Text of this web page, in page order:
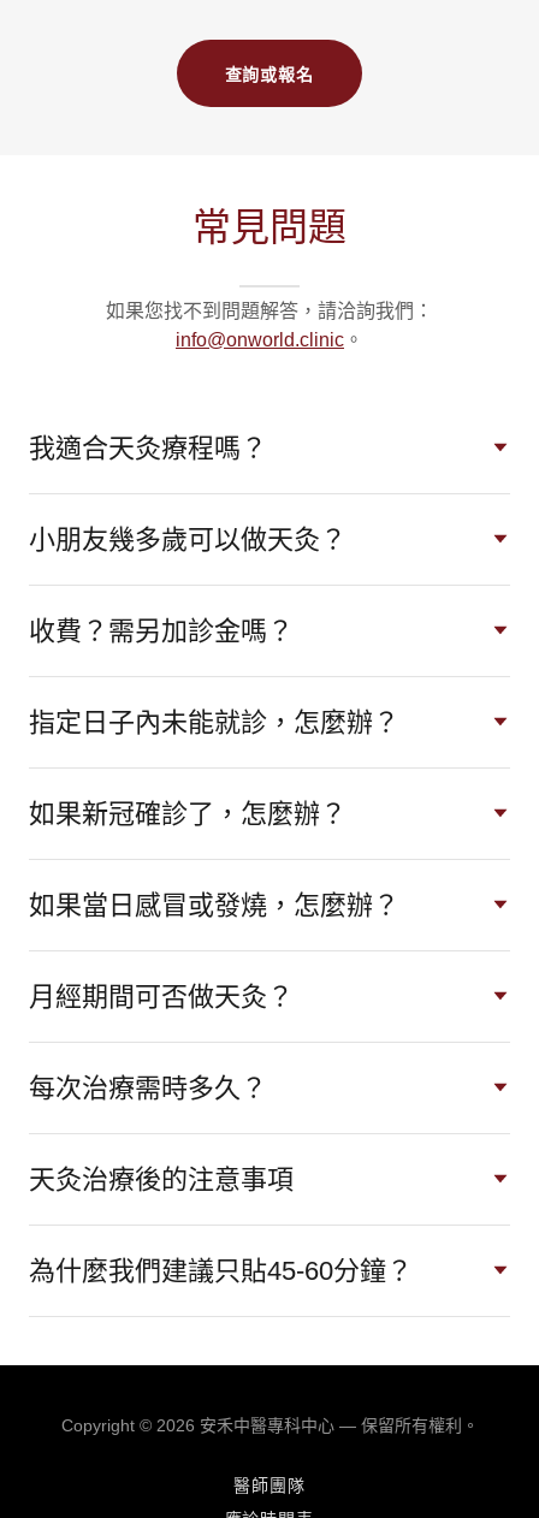
查詢或報名
常見問題
如果您找不到問題解答，請洽詢我們：
info@onworld.clinic 。
我適合天灸療程嗎？
小朋友幾多歲可以做天灸？
收費？需另加診金嗎？
指定日子內未能就診，怎麼辦？
如果新冠確診了，怎麼辦？
如果當日感冒或發燒，怎麼辦？
月經期間可否做天灸？
每次治療需時多久？
天灸治療後的注意事項
為什麼我們建議只貼45-60分鐘？
Copyright © 2026 安禾中醫專科中心 — 保留所有權利。
醫師團隊